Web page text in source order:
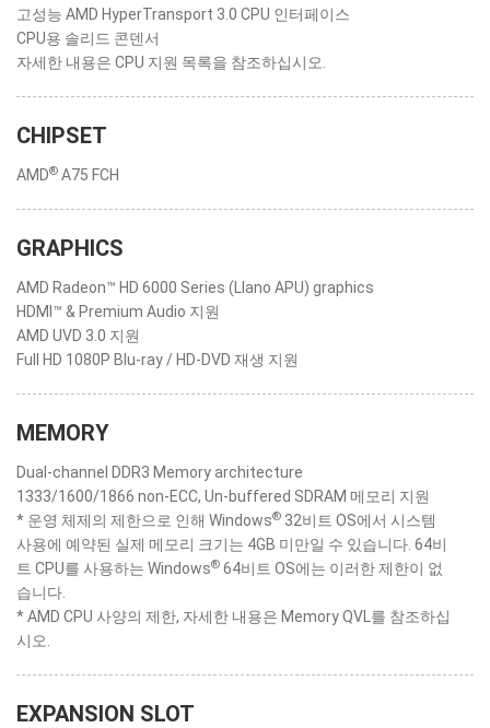
고성능 AMD HyperTransport 3.0 CPU 인터페이스
CPU용 솔리드 콘덴서
자세한 내용은 CPU 지원 목록을 참조하십시오.
CHIPSET
AMD® A75 FCH
GRAPHICS
AMD Radeon™ HD 6000 Series (Llano APU) graphics
HDMI™ & Premium Audio 지원
AMD UVD 3.0 지원
Full HD 1080P Blu-ray / HD-DVD 재생 지원
MEMORY
Dual-channel DDR3 Memory architecture
1333/1600/1866 non-ECC, Un-buffered SDRAM 메모리 지원
* 운영 체제의 제한으로 인해 Windows® 32비트 OS에서 시스템
사용에 예약된 실제 메모리 크기는 4GB 미만일 수 있습니다. 64비
트 CPU를 사용하는 Windows® 64비트 OS에는 이러한 제한이 없
습니다.
* AMD CPU 사양의 제한, 자세한 내용은 Memory QVL를 참조하십
시오.
EXPANSION SLOT